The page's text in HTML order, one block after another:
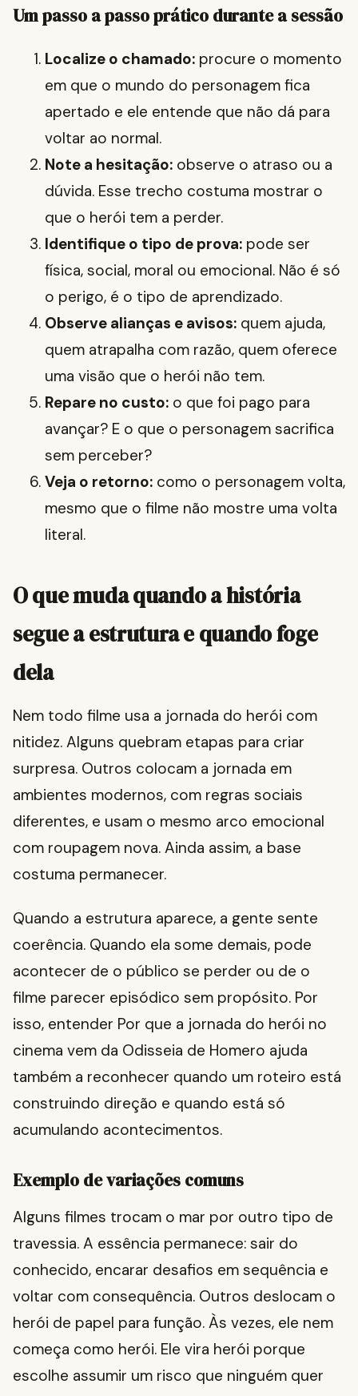
Um passo a passo prático durante a sessão
Localize o chamado: procure o momento
em que o mundo do personagem fica
apertado e ele entende que não dá para
voltar ao normal.
Note a hesitação: observe o atraso ou a
dúvida. Esse trecho costuma mostrar o
que o herói tem a perder.
Identifique o tipo de prova: pode ser
física, social, moral ou emocional. Não é só
o perigo, é o tipo de aprendizado.
Observe alianças e avisos: quem ajuda,
quem atrapalha com razão, quem oferece
uma visão que o herói não tem.
Repare no custo: o que foi pago para
avançar? E o que o personagem sacrifica
sem perceber?
Veja o retorno: como o personagem volta,
mesmo que o filme não mostre uma volta
literal.
O que muda quando a história
segue a estrutura e quando foge
dela
Nem todo filme usa a jornada do herói com
nitidez. Alguns quebram etapas para criar
surpresa. Outros colocam a jornada em
ambientes modernos, com regras sociais
diferentes, e usam o mesmo arco emocional
com roupagem nova. Ainda assim, a base
costuma permanecer.
Quando a estrutura aparece, a gente sente
coerência. Quando ela some demais, pode
acontecer de o público se perder ou de o
filme parecer episódico sem propósito. Por
isso, entender Por que a jornada do herói no
cinema vem da Odisseia de Homero ajuda
também a reconhecer quando um roteiro está
construindo direção e quando está só
acumulando acontecimentos.
Exemplo de variações comuns
Alguns filmes trocam o mar por outro tipo de
travessia. A essência permanece: sair do
conhecido, encarar desafios em sequência e
voltar com consequência. Outros deslocam o
herói de papel para função. Às vezes, ele nem
começa como herói. Ele vira herói porque
escolhe assumir um risco que ninguém quer